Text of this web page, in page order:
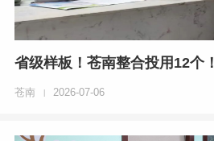
省级样板！苍南整合投用12个！
苍南 | 2026-07-06